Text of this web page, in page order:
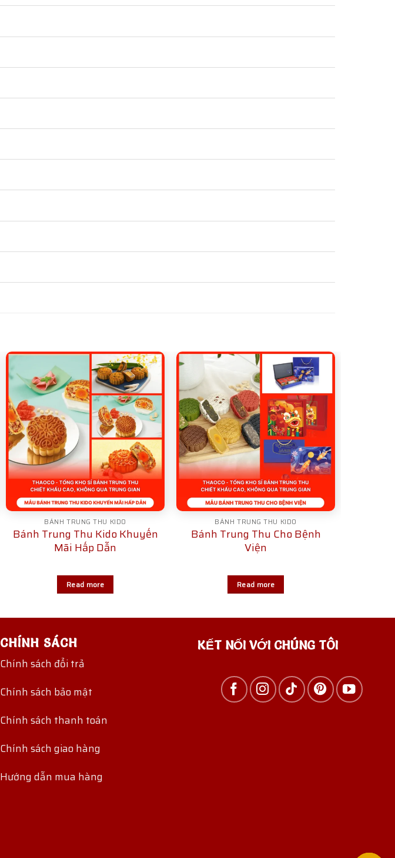
BÁNH TRUNG THU KIDO
Bánh Trung Thu Kido Khuyến
Mãi Hấp Dẫn
Read more
BÁNH TRUNG THU KIDO
Bánh Trung Thu Cho Bệnh
Viện
Read more
CHÍNH SÁCH
Chính sách đổi trả
Chính sách bảo mật
Chính sách thanh toán
Chính sách giao hàng
Hướng dẫn mua hàng
KẾT NỐI VỚI CHÚNG TÔI